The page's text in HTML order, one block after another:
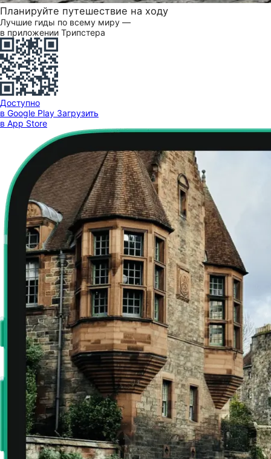
Планируйте путешествие на ходу
Лучшие гиды по всему миру —
в приложении Трипстера
Доступно
в Google Play Загрузить
в App Store